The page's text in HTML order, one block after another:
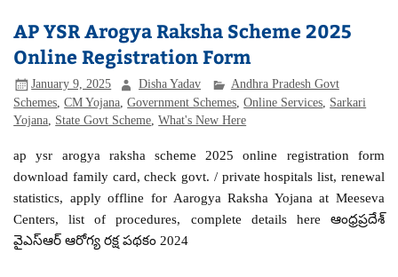
AP YSR Arogya Raksha Scheme 2025
Online Registration Form
January 9, 2025 Disha Yadav
Andhra Pradesh Govt
Schemes ,CM Yojana ,Government Schemes ,Online Services Sarkari
Yojana State Govt Scheme ,What's New Here
ap ysr arogya raksha scheme 2025 online registration form
download family card, check govt. / private hospitals list, renewal
statistics, apply offline for Aarogya Raksha Yojana at Meeseva
Centers, list of procedures, complete details here ఆంధ్రప్రదేశ్
వైఎస్ఆర్ ఆరోగ్య రక్ష పథకం 2024